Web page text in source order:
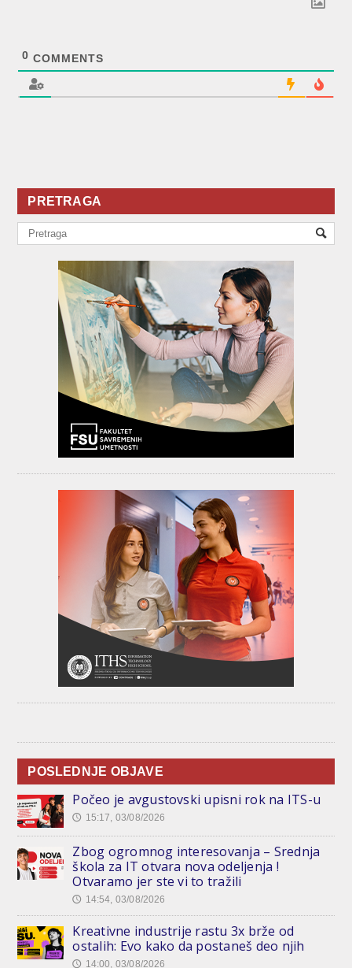
0 COMMENTS
PRETRAGA
POSLEDNJE OBJAVE
Počeo je avgustovski upisni rok na ITS-u
🕔 15:17, 03/08/2026
Zbog ogromnog interesovanja – Srednja
škola za IT otvara nova odeljenja !
Otvaramo jer ste vi to tražili
🕔 14:54, 03/08/2026
Kreativne industrije rastu 3x brže od
ostalih: Evo kako da postaneš deo njih
🕔 14:00, 03/08/2026